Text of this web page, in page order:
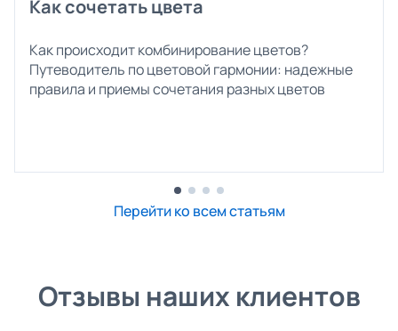
Как сочетать цвета
Как происходит комбинирование цветов?
Путеводитель по цветовой гармонии: надежные
правила и приемы сочетания разных цветов
Перейти ко всем статьям
Отзывы наших клиентов